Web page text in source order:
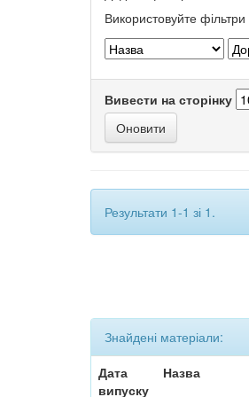
Використовуйте
Вивести на сторінку
Результати 1-1 зі 1.
Знайдені матеріали:
Дата
випуску
Назва